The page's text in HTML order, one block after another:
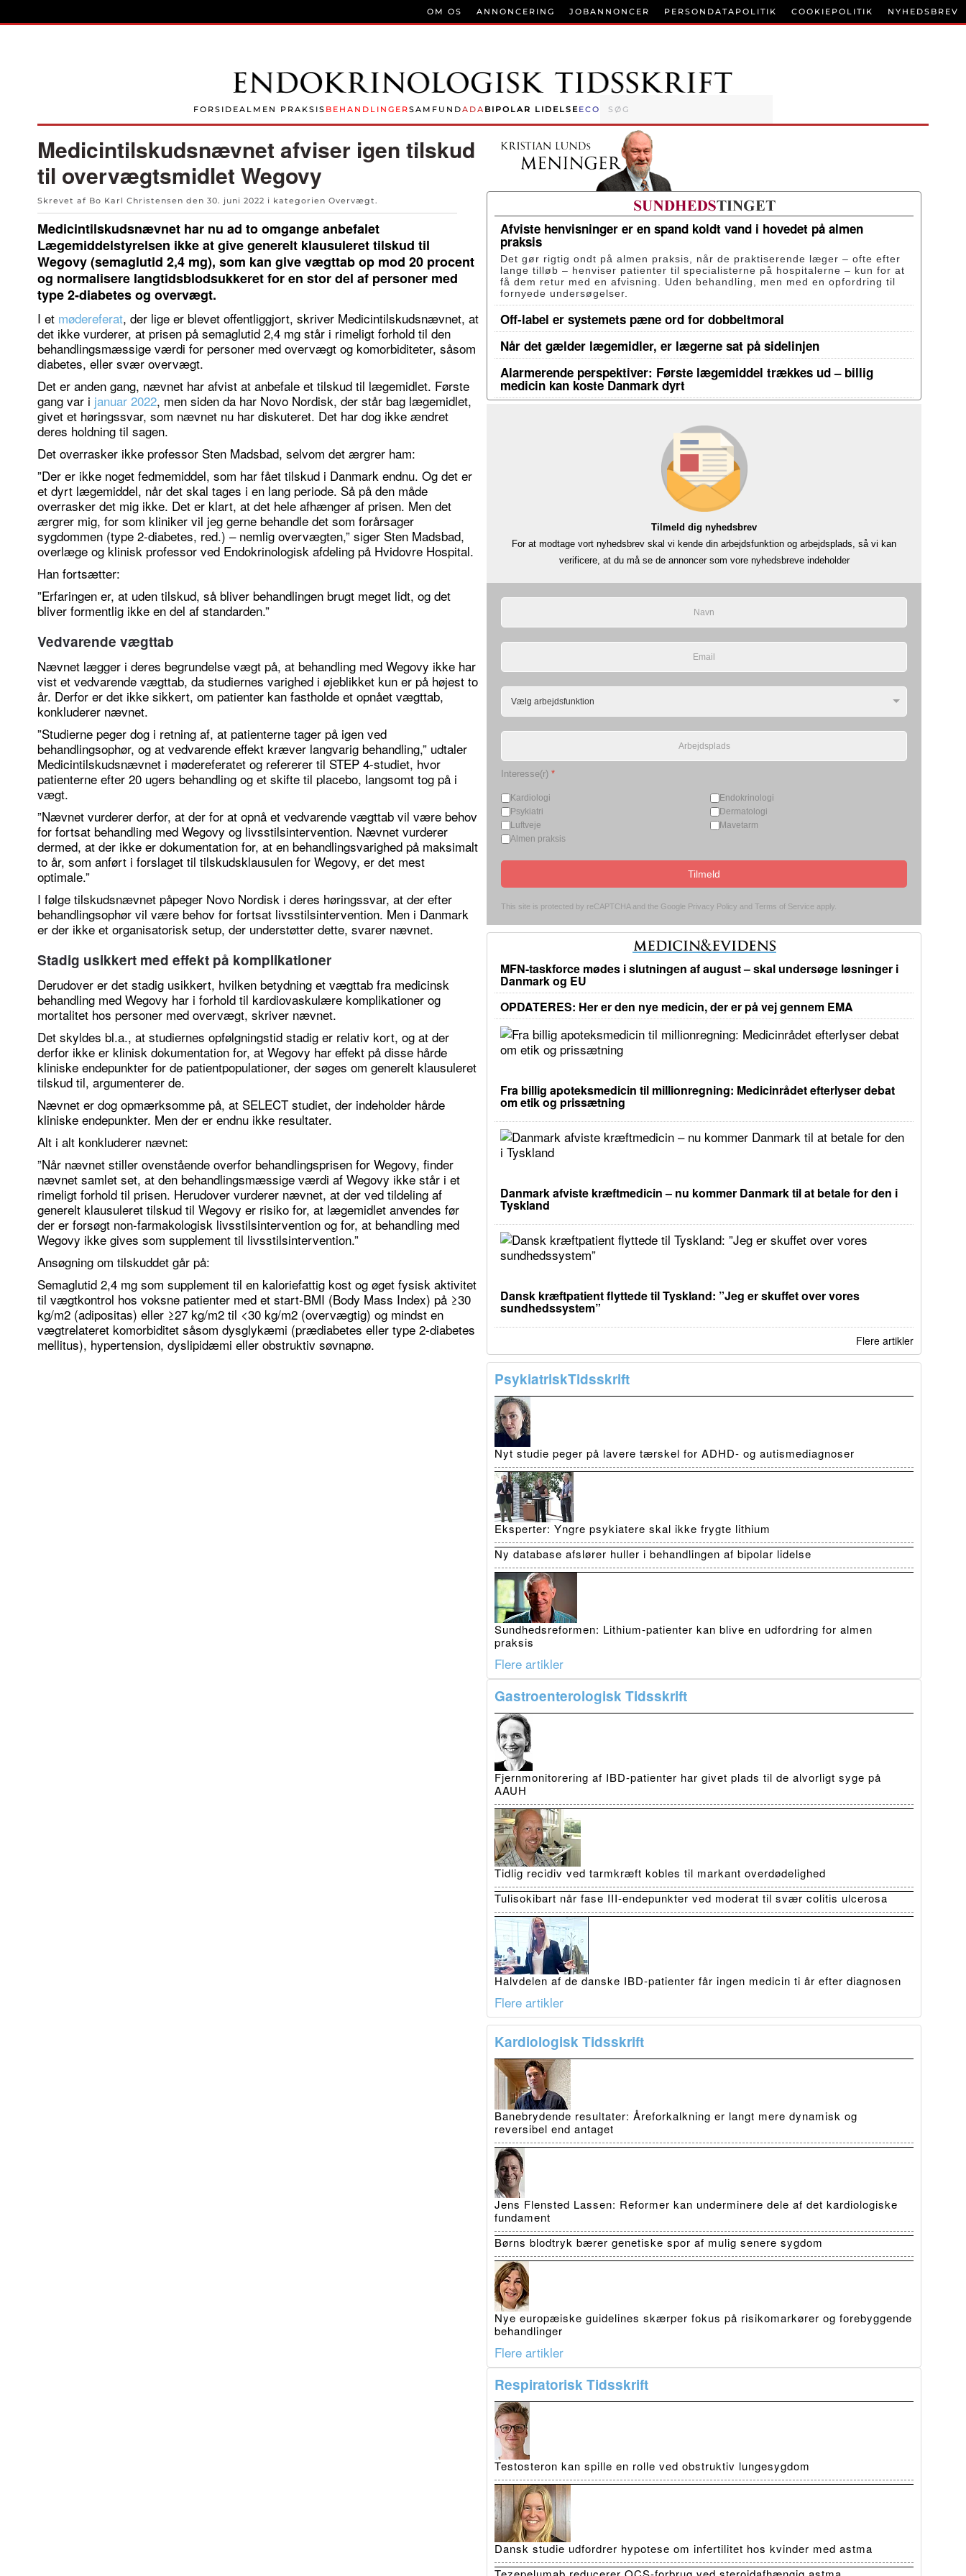
FORSIDEALMEN PRAKSIS BEHANDLINGERSAMFUNDADA BIPOLAR LIDELSEECO
OM OS ANNONCERING JOBANNONCER PERSONDATAPOLITIK COOKIEPOLITIK NYHEDSBREV
Medicintilskudsnævnet afviser igen tilskud
til overvægtsmidlet Wegovy
Skrevet af Bo Karl Christensen den 30. juni 2022 i kategorien Overvægt.
Medicintilskudsnævnet har nu ad to omgange anbefalet
Lægemiddelstyrelsen ikke at give generelt klausuleret tilskud til
Wegovy (semaglutid 2,4 mg), som kan give vægttab op mod 20 procent
og normalisere langtidsblodsukkeret for en stor del af personer med
type 2-diabetes og overvægt.
I et mødereferat, der lige er blevet offentliggjort, skriver Medicintilskudsnævnet, at
det ikke vurderer, at prisen på semaglutid 2,4 mg står i rimeligt forhold til den
behandlingsmæssige værdi for personer med overvægt og komorbiditeter, såsom
diabetes, eller svær overvægt.
Det er anden gang, nævnet har afvist at anbefale et tilskud til lægemidlet. Første
gang var i januar 2022, men siden da har Novo Nordisk, der står bag lægemidlet,
givet et høringssvar, som nævnet nu har diskuteret. Det har dog ikke ændret
deres holdning til sagen.
Det overrasker ikke professor Sten Madsbad, selvom det ærgrer ham:
”Der er ikke noget fedmemiddel, som har fået tilskud i Danmark endnu. Og det er
et dyrt lægemiddel, når det skal tages i en lang periode. Så på den måde
overrasker det mig ikke. Det er klart, at det hele afhænger af prisen. Men det
ærgrer mig, for som kliniker vil jeg gerne behandle det som forårsager
sygdommen (type 2-diabetes, red.) – nemlig overvægten,” siger Sten Madsbad,
overlæge og klinisk professor ved Endokrinologisk afdeling på Hvidovre Hospital.
Han fortsætter:
”Erfaringen er, at uden tilskud, så bliver behandlingen brugt meget lidt, og det
bliver formentlig ikke en del af standarden.”
Vedvarende vægttab
Nævnet lægger i deres begrundelse vægt på, at behandling med Wegovy ikke har
vist et vedvarende vægttab, da studiernes varighed i øjeblikket kun er på højest to
år. Derfor er det ikke sikkert, om patienter kan fastholde et opnået vægttab,
konkluderer nævnet.
”Studierne peger dog i retning af, at patienterne tager på igen ved
behandlingsophør, og at vedvarende effekt kræver langvarig behandling,” udtaler
Medicintilskudsnævnet i mødereferatet og refererer til STEP 4-studiet, hvor
patienterne efter 20 ugers behandling og et skifte til placebo, langsomt tog på i
vægt.
”Nævnet vurderer derfor, at der for at opnå et vedvarende vægttab vil være behov
for fortsat behandling med Wegovy og livsstilsintervention. Nævnet vurderer
dermed, at der ikke er dokumentation for, at en behandlingsvarighed på maksimalt
to år, som anført i forslaget til tilskudsklausulen for Wegovy, er det mest
optimale.”
I følge tilskudsnævnet påpeger Novo Nordisk i deres høringssvar, at der efter
behandlingsophør vil være behov for fortsat livsstilsintervention. Men i Danmark
er der ikke et organisatorisk setup, der understøtter dette, svarer nævnet.
Stadig usikkert med effekt på komplikationer
Derudover er det stadig usikkert, hvilken betydning et vægttab fra medicinsk
behandling med Wegovy har i forhold til kardiovaskulære komplikationer og
mortalitet hos personer med overvægt, skriver nævnet.
Det skyldes bl.a., at studiernes opfølgningstid stadig er relativ kort, og at der
derfor ikke er klinisk dokumentation for, at Wegovy har effekt på disse hårde
kliniske endepunkter for de patientpopulationer, der søges om generelt klausuleret
tilskud til, argumenterer de.
Nævnet er dog opmærksomme på, at SELECT studiet, der indeholder hårde
kliniske endepunkter. Men der er endnu ikke resultater.
Alt i alt konkluderer nævnet:
”Når nævnet stiller ovenstående overfor behandlingsprisen for Wegovy, finder
nævnet samlet set, at den behandlingsmæssige værdi af Wegovy ikke står i et
rimeligt forhold til prisen. Herudover vurderer nævnet, at der ved tildeling af
generelt klausuleret tilskud til Wegovy er risiko for, at lægemidlet anvendes før
der er forsøgt non-farmakologisk livsstilsintervention og for, at behandling med
Wegovy ikke gives som supplement til livsstilsintervention.”
Ansøgning om tilskuddet går på:
Semaglutid 2,4 mg som supplement til en kaloriefattig kost og øget fysisk aktivitet
til vægtkontrol hos voksne patienter med et start-BMI (Body Mass Index) på ≥30
kg/m2 (adipositas) eller ≥27 kg/m2 til <30 kg/m2 (overvægtig) og mindst en
vægtrelateret komorbiditet såsom dysglykæmi (prædiabetes eller type 2-diabetes
mellitus), hypertension, dyslipidæmi eller obstruktiv søvnapnø.
Afviste henvisninger er en spand koldt vand i hovedet på almen
praksis
Det gør rigtig ondt på almen praksis, når de praktiserende læger – ofte efter
lange tilløb – henviser patienter til specialisterne på hospitalerne – kun for at
få dem retur med en afvisning. Uden behandling, men med en opfordring til
fornyede undersøgelser.
Off-label er systemets pæne ord for dobbeltmoral
Når det gælder lægemidler, er lægerne sat på sidelinjen
Alarmerende perspektiver: Første lægemiddel trækkes ud – billig
medicin kan koste Danmark dyrt
Tilmeld dig nyhedsbrev
For at modtage vort nyhedsbrev skal vi kende din arbejdsfunktion og arbejdsplads, så vi kan
verificere, at du må se de annoncer som vore nyhedsbreve indeholder
Interesse(r) *
Kardiologi
Endokrinologi
Psykiatri
Dermatologi
Luftveje
Mavetarm
Almen praksis
Tilmeld
This site is protected by reCAPTCHA and the Google Privacy Policy and Terms of Service apply.
MFN-taskforce mødes i slutningen af august – skal undersøge løsninger i
Danmark og EU
OPDATERES: Her er den nye medicin, der er på vej gennem EMA
Fra billig apoteksmedicin til millionregning: Medicinrådet efterlyser debat
om etik og prissætning
Danmark afviste kræftmedicin – nu kommer Danmark til at betale for den i
Tyskland
Dansk kræftpatient flyttede til Tyskland: ”Jeg er skuffet over vores
sundhedssystem”
Flere artikler
PsykiatriskTidsskrift
Nyt studie peger på lavere tærskel for ADHD- og autismediagnoser
Eksperter: Yngre psykiatere skal ikke frygte lithium
Ny database afslører huller i behandlingen af bipolar lidelse
Sundhedsreformen: Lithium-patienter kan blive en udfordring for almen
praksis
Flere artikler
Gastroenterologisk Tidsskrift
Fjernmonitorering af IBD-patienter har givet plads til de alvorligt syge på
AAUH
Tidlig recidiv ved tarmkræft kobles til markant overdødelighed
Tulisokibart når fase III-endepunkter ved moderat til svær colitis ulcerosa
Halvdelen af de danske IBD-patienter får ingen medicin ti år efter diagnosen
Flere artikler
Kardiologisk Tidsskrift
Banebrydende resultater: Åreforkalkning er langt mere dynamisk og
reversibel end antaget
Jens Flensted Lassen: Reformer kan underminere dele af det kardiologiske
fundament
Børns blodtryk bærer genetiske spor af mulig senere sygdom
Nye europæiske guidelines skærper fokus på risikomarkører og forebyggende
behandlinger
Flere artikler
Respiratorisk Tidsskrift
Testosteron kan spille en rolle ved obstruktiv lungesygdom
Dansk studie udfordrer hypotese om infertilitet hos kvinder med astma